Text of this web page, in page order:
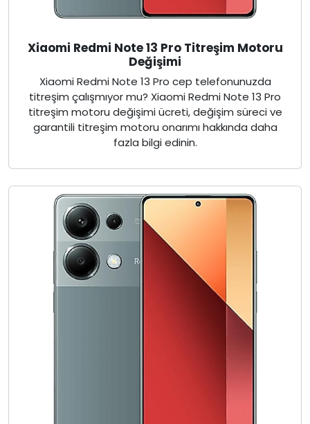
Xiaomi Redmi Note 13 Pro Titreşim Motoru
Değişimi
Xiaomi Redmi Note 13 Pro cep telefonunuzda
titreşim çalışmıyor mu? Xiaomi Redmi Note 13 Pro
titreşim motoru değişimi ücreti, değişim süreci ve
garantili titreşim motoru onarımı hakkında daha
fazla bilgi edinin.